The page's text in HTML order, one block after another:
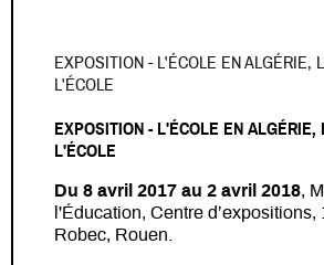
EXPOSITION - L'ÉCOLE EN ALGÉRIE,
L'ÉCOLE
EXPOSITION - L'ÉCOLE EN ALGÉRIE,
L'ÉCOLE
Du 8 avril 2017 au 2 avril 2018,
l'Éducation, Centre
Robec, Rouen.